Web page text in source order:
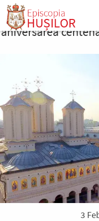
Mergi
conţinutul
aniversarea
3